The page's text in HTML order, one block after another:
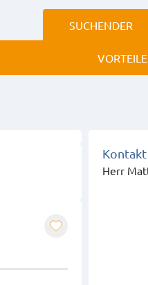
SUCHENDER
VORTEILE
Herr